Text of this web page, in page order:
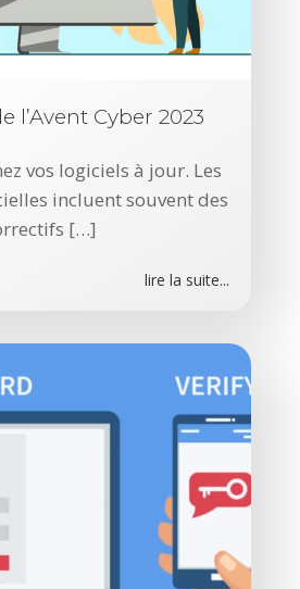
l’Avent Cyber 2023
vos logiciels à jour. Les
incluent souvent des
[…]
lire la suite...